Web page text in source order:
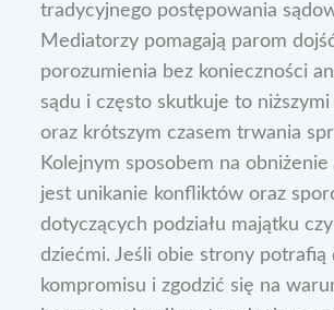
tradycyjnego postępowania
Mediatorzy pomagają parom
porozumienia bez konieczności
sądu i często skutkuje to niższymi
oraz krótszym czasem trwania
Kolejnym sposobem na
jest unikanie konfliktów oraz
dotyczących podziału majątku
dziećmi. Jeśli obie strony potrafią
kompromisu i zgodzić się na